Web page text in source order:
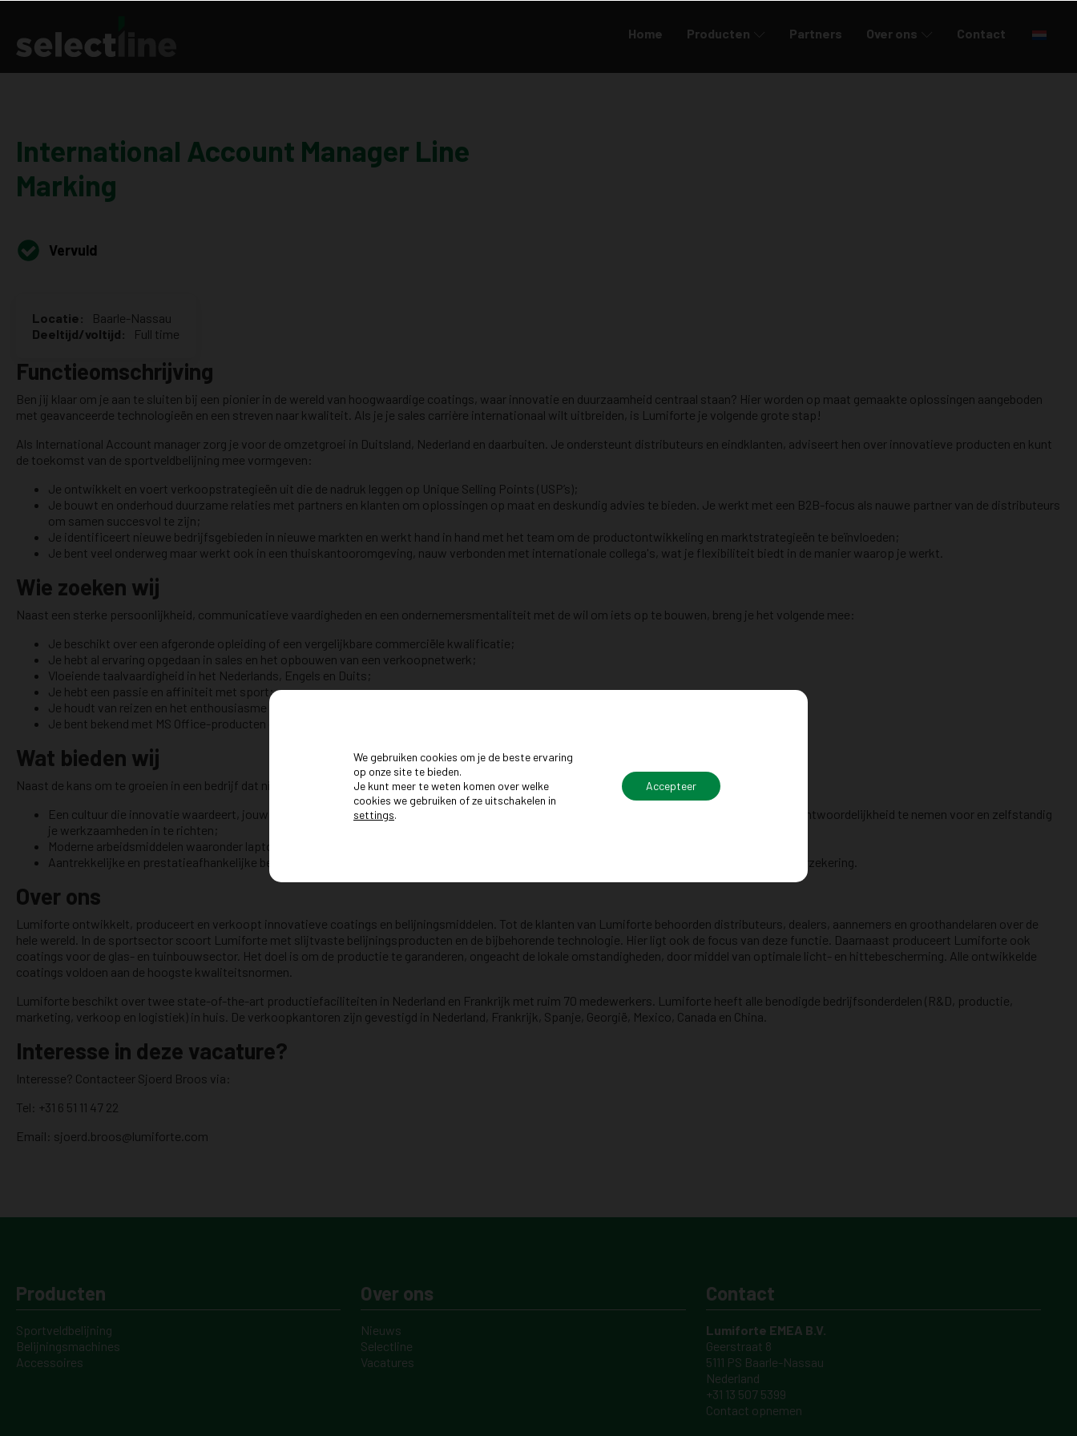
Home Producten Partners Over ons Contact
International Account Manager Line
Marking
Vervuld
Locatie:
Baarle-Nassau
Deeltijd/voltijd:
Full time
Functieomschrijving
Ben jij klaar om je aan te sluiten bij een pionier in de wereld van hoogwaardige coatings, waar innovatie en duurzaamheid centraal staan? Hier worden op maat gemaakte oplossingen aangeboden
met geavanceerde technologieën en een streven naar kwaliteit. Als je je sales carrière internationaal wilt uitbreiden, is Lumiforte je volgende grote stap!
Als International Account manager zorg je voor de omzetgroei in Duitsland, Nederland en daarbuiten. Je ondersteunt distributeurs en eindklanten, adviseert hen over innovatieve producten en kunt
de toekomst van de sportveldbelijning mee vormgeven:
Je ontwikkelt en voert verkoopstrategieën uit die de nadruk leggen op Unique Selling Points (USP’s);
Je bouwt en onderhoud duurzame relaties met partners en klanten om oplossingen op maat en deskundig advies te bieden. Je werkt met een B2B-focus als nauwe partner van de distributeurs
om samen succesvol te zijn;
Je identificeert nieuwe bedrijfsgebieden in nieuwe markten en werkt hand in hand met het team om de productontwikkeling en marktstrategieën te beïnvloeden;
Je bent veel onderweg maar werkt ook in een thuiskantooromgeving, nauw verbonden met internationale collega's, wat je flexibiliteit biedt in de manier waarop je werkt.
Wie zoeken wij
Naast een sterke persoonlijkheid, communicatieve vaardigheden en een ondernemersmentaliteit met de wil om iets op te bouwen, breng je het volgende mee:
Je beschikt over een afgeronde opleiding of een vergelijkbare commerciële kwalificatie;
Je hebt al ervaring opgedaan in sales en het opbouwen van een verkoopnetwerk;
Vloeiende taalvaardigheid in het Nederlands, Engels en Duits;
Je hebt een passie en affiniteit met sport;
Je houdt van reizen en het enthousiasme om nieuwe contacten en culturen te leren kennen;
Je bent bekend met MS Office-producten en bent al bekend met een CRM-systeem (binnen Lumiforte wordt hiervoor Salesforce gebruikt).
Wat bieden wij
Naast de kans om te groeien in een bedrijf dat nieuwe normen zet in de branche, heeft Lumiforte nog meer te bieden:
Een cultuur die innovatie waardeert, jouw vaardigheden en inzet erkent, en waar jouw ideeën gehoord worden. Hier heb je de vrijheid om de verantwoordelijkheid te nemen voor en zelfstandig
je werkzaamheden in te richten;
Moderne arbeidsmiddelen waaronder laptop, mobiele telefoon, thuiskantoorapparatuur en een auto van de zaak;
Aantrekkelijke en prestatieafhankelijke beloning inclusief een premievrij pensioen in Nederland en een maandelijkse vergoeding voor de zorgverzekering.
Over ons
Lumiforte ontwikkelt, produceert en verkoopt innovatieve coatings en belijningsmiddelen. Tot de klanten van Lumiforte behoorden distributeurs, dealers, aannemers en groothandelaren over de
hele wereld. In de sportsector scoort Lumiforte met slijtvaste belijningsproducten en de bijbehorende technologie. Hier ligt ook de focus van deze functie. Daarnaast produceert Lumiforte ook
coatings voor de glas- en tuinbouwsector. Het doel is om de productie te garanderen, ongeacht de lokale omstandigheden, door middel van optimale licht- en hittebescherming. Alle ontwikkelde
coatings voldoen aan de hoogste kwaliteitsnormen.
Lumiforte beschikt over twee state-of-the-art productiefaciliteiten in Nederland en Frankrijk met ruim 70 medewerkers. Lumiforte heeft alle benodigde bedrijfsonderdelen (R&D, productie,
marketing, verkoop en logistiek) in huis. De verkoopkantoren zijn gevestigd in Nederland, Frankrijk, Spanje, Georgië, Mexico, Canada en China.
Interesse in deze vacature?
Interesse? Contacteer Sjoerd Broos via:
Tel: +31 6 51 11 47 22
Email: sjoerd.broos@lumiforte.com
Producten
Sportveldbelijning
Belijningsmachines
Accessoires
Over ons
Nieuws
Selectline
Vacatures
Contact
Lumiforte EMEA B.V.
Geerstraat 8
5111 PS Baarle-Nassau
Nederland
+31 13 507 5399
Contact opnemen
We gebruiken cookies om je de beste ervaring
op onze site te bieden.
Je kunt meer te weten komen over welke
cookies we gebruiken of ze uitschakelen in
settings.
Accepteer